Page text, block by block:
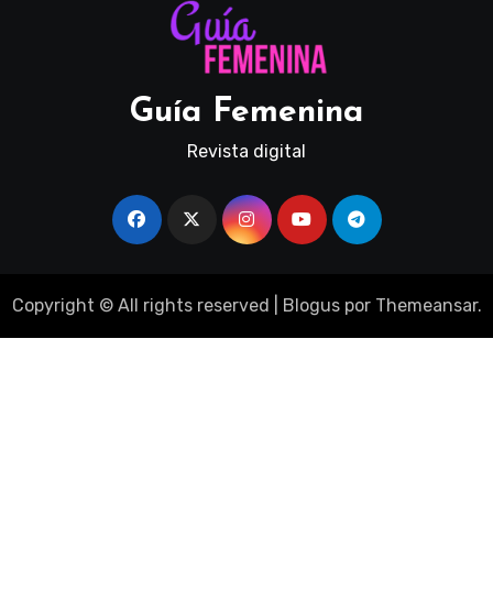
Guía Femenina
Revista digital
Copyright © All rights reserved Bloguspor Themeansar.